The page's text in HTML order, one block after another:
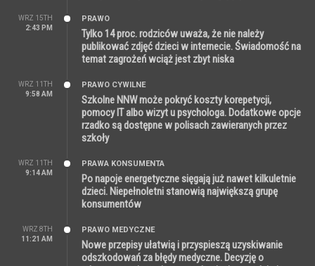
WRZ 15TH
2:43 PM
PRAWO
Tylko 14 proc. rodziców uważa, że nie należy
publikować zdjęć dzieci w internecie. Świadomość na
temat zagrożeń wciąż jest zbyt niska
WRZ 11TH
9:58 AM
PRAWO CYWILNE
Szkolne NNW może pokryć koszty korepetycji,
pomocy IT albo wizyt u psychologa. Dodatkowe opcje
rzadko są dostępne w polisach zawieranych przez
szkoły
WRZ 11TH
9:14 AM
PRAWA KONSUMENTA
Po napoje energetyczne sięgają już nawet kilkuletnie
dzieci. Niepełnoletni stanowią największą grupę
konsumentów
WRZ 8TH
11:21 AM
PRAWO MEDYCZNE
Nowe przepisy ułatwią i przyspieszą uzyskiwanie
odszkodowań za błędy medyczne. Decyzję o